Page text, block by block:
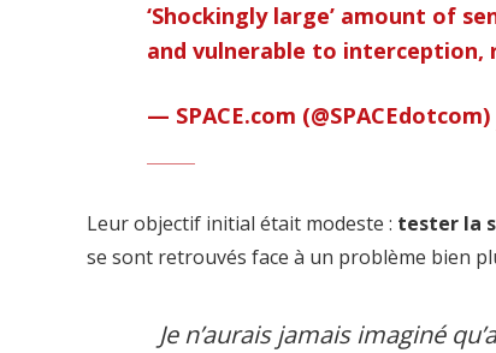
‘Shockingly large’ amount of
and vulnerable to interception,
— SPACE.com (@SPACEdotcom)
Leur objectif initial était modeste : tester la
se sont retrouvés face à un problème bien
Je n’aurais jamais imaginé